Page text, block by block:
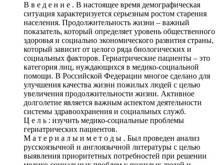
В в е д е н и е . В настоящее время демографическая
ситуация характеризуется серьезным ростом старения
населения. Продолжительность жизни – важный
показатель, который определяет уровень общественного
здоровья и социально экономического развития страны,
который зависит от целого ряда биологических и
социальных факторов. Гериатрические пациенты – это
категория лиц, нуждающихся в медико-социальной
помощи. В Российской Федерации многое сделано для
улучшения качества жизни пожилых людей с целью
увеличения продолжительности жизни. Активное
долголетие является важным аспектом деятельности
системы здравоохранения и социальных служб.
Ц е л ь : изучить медико-социальные проблемы
гериатрических пациентов.
М а т е р и а л ы и м е т о д ы . Был проведен анализ
русскоязычной и англоязычной литературы с целью
выявления приоритетных потребностей при решении